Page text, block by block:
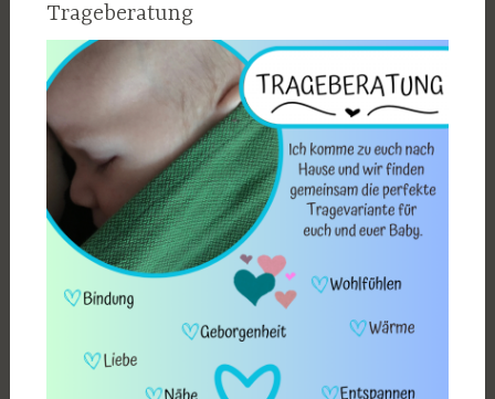
Trageberatung